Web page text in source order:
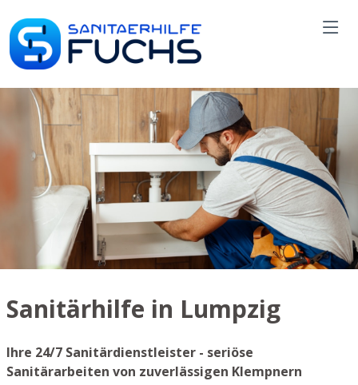
Sanitärhilfe in Lumpzig
Ihre 24/7 Sanitärdienstleister - seriöse
Sanitärarbeiten von zuverlässigen Klempnern